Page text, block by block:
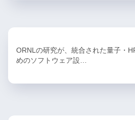
ORNLの研究が、統合された量子・
めのソフトウェア設…